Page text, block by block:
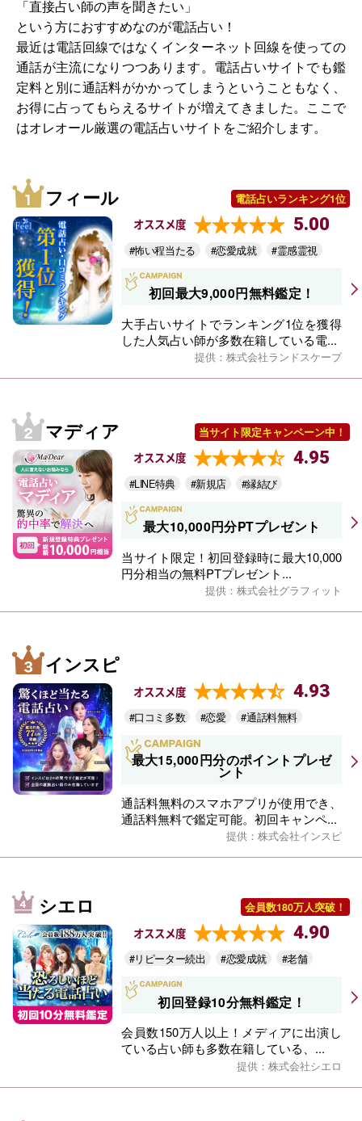
「直接占い師の声を聞きたい」
という方におすすめなのが電話占い！
最近は電話回線ではなくインターネット回線を使っての
通話が主流になりつつあります。電話占いサイトでも鑑
定料と別に通話料がかかってしまうということもなく、
お得に占ってもらえるサイトが増えてきました。ここで
はオレオール厳選の電話占いサイトをご紹介します。
フィール 電話占いランキング1位
オススメ度 5.00
#怖い程当たる #恋愛成就 #霊感霊視
初回最大9,000円無料鑑定！
大手占いサイトでランキング1位を獲得
した人気占い師が多数在籍している電...
提供：株式会社ランドスケープ
マディア 当サイト限定キャンペーン中！
オススメ度 4.95
#LINE特典 #新規店 #縁結び
最大10,000円分PTプレゼント
当サイト限定！初回登録時に最大10,000
円分相当の無料PTプレゼント...
提供：株式会社グラフィット
インスピ
オススメ度 4.93
#口コミ多数 #恋愛 #通話料無料
最大15,000円分のポイントプレゼ
ント
通話料無料のスマホアプリが使用でき、
通話料無料で鑑定可能。初回キャンペ...
提供：株式会社インスピ
シエロ 会員数180万人突破！
オススメ度 4.90
#リピーター続出 #恋愛成就 #老舗
初回登録10分無料鑑定！
会員数150万人以上！メディアに出演し
ている占い師も多数在籍している、...
提供：株式会社シエロ